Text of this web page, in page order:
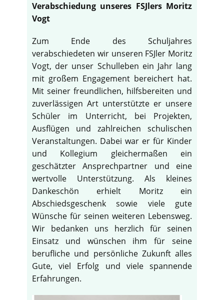
Verabschiedung unseres FSJlers Moritz
Vogt
Zum Ende des Schuljahres
verabschiedeten wir unseren FSJler Moritz
Vogt, der unser Schulleben ein Jahr lang
mit großem Engagement bereichert hat.
Mit seiner freundlichen, hilfsbereiten und
zuverlässigen Art unterstützte er unsere
Schüler im Unterricht, bei Projekten,
Ausflügen und zahlreichen schulischen
Veranstaltungen. Dabei war er für Kinder
und Kollegium gleichermaßen ein
geschätzter Ansprechpartner und eine
wertvolle Unterstützung. Als kleines
Dankeschön erhielt Moritz ein
Abschiedsgeschenk sowie viele gute
Wünsche für seinen weiteren Lebensweg.
Wir bedanken uns herzlich für seinen
Einsatz und wünschen ihm für seine
berufliche und persönliche Zukunft alles
Gute, viel Erfolg und viele spannende
Erfahrungen.